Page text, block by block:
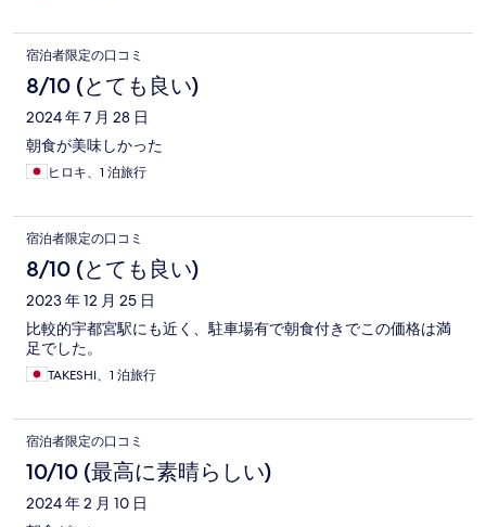
宿泊者限定の口コミ
8/10 (とても良い)
2024 年 7 月 28 日
朝食が美味しかった
ヒロキ、1 泊旅行
宿泊者限定の口コミ
8/10 (とても良い)
2023 年 12 月 25 日
比較的宇都宮駅にも近く、駐車場有で朝食付きでこの価格は満
足でした。
TAKESHI、1 泊旅行
宿泊者限定の口コミ
10/10 (最高に素晴らしい)
2024 年 2 月 10 日